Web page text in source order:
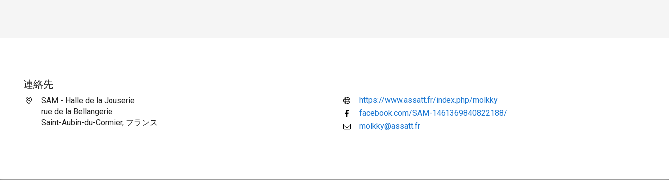
連絡先
https://www.assatt.fr/index.php/molkky
facebook.com/SAM-1461369840822188/
molkky@assatt.fr
SAM - Halle de la Jouserie
rue de la Bellangerie
Saint-Aubin-du-Cormier, フランス